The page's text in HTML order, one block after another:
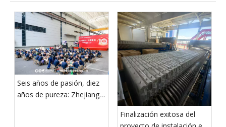
Seis años de pasión, diez
años de pureza: Zhejiang
Finalización exitosa del